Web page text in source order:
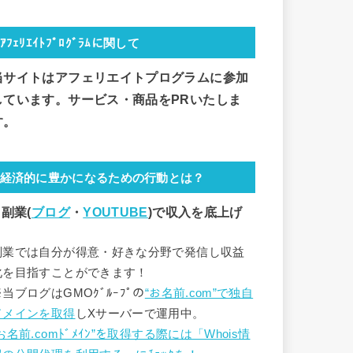
ｱﾌｪﾘｴｲﾄﾌﾟﾛｸﾞﾗﾑに関して
サイトはアフェリエイトプログラムに参加
ています。サービス・商品をPRいたしま
経済的に豊かになるための行動とは？
業(ブログ・YOUTUBE)で収入を底上げ
業では自分が得意・好きな分野で発信し収益
を目指すことができます！
ブログはGMOｸﾞﾙｰﾌﾟの“お名前.com”で独自
メインを取得 しXサーバーで運用中。
名前.comﾄﾞﾒｲﾝ”を取得する際には「Whois情